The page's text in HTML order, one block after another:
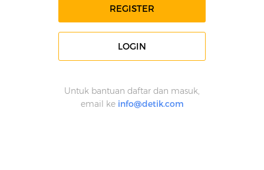
REGISTER
LOGIN
Untuk bantuan daftar dan masuk,
email ke info@detik.com